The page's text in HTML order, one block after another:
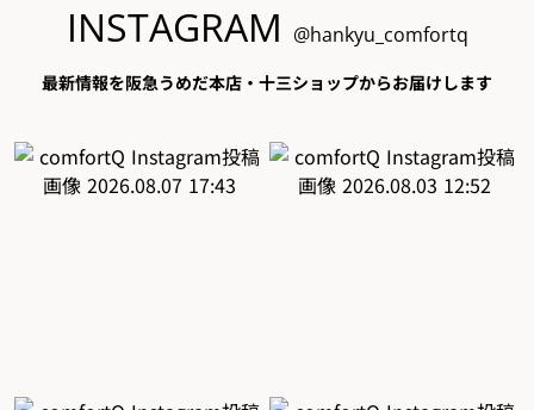
INSTAGRAM @hankyu_comfortq
最新情報を阪急うめだ本店・十三ショップからお届けします